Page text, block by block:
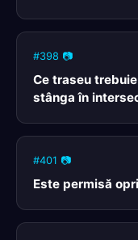
#398 📷
Ce traseu
stânga în
#401 📷
Este permisă